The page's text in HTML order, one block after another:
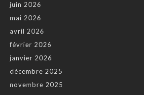
juin 2026
mai 2026
avril 2026
février 2026
janvier 2026
décembre 2025
novembre 2025